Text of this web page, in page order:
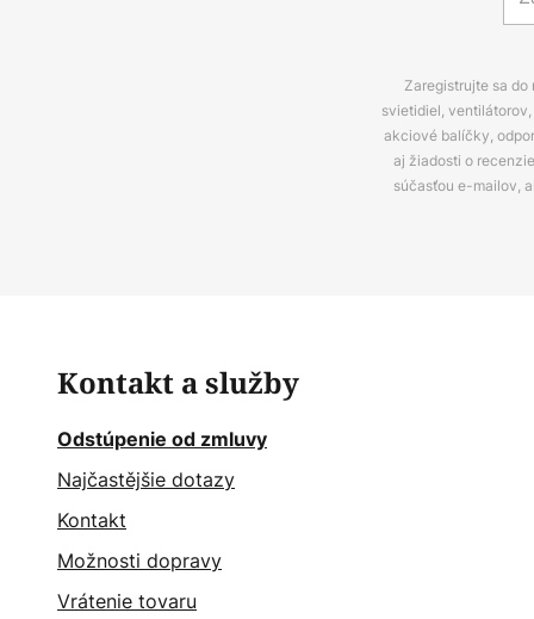
Zaregistrujte sa
svietidiel,
akciové balíčky,
aj žiadosti o
súčasťou e-mailov,
Kontakt a služby
Odstúpenie od zmluvy
Najčastějšie dotazy
Kontakt
Možnosti dopravy
Vrátenie tovaru